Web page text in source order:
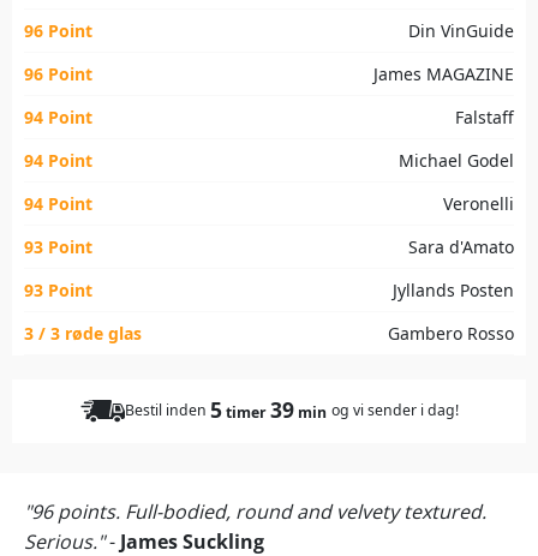
96 Point
Din VinGuide
96 Point
James MAGAZINE
94 Point
Falstaff
94 Point
Michael Godel
94 Point
Veronelli
93 Point
Sara d'Amato
93 Point
Jyllands Posten
3 / 3 røde glas
Gambero Rosso
Bestil inden 5timer39 min og vi sender i dag!
"96 points. Full-bodied, round and velvety textured.
Serious."- James Suckling